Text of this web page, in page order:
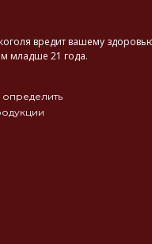
вредит вашему
младше 21 года.